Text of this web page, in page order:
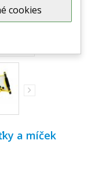
a míček
cookies